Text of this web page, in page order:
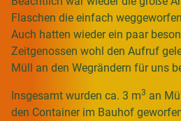
Flaschen die einfach
Auch hatten wieder ein paar
Zeitgenossen wohl den Aufruf
Müll an den Wegrändern für uns
Insgesamt wurden ca. 3 m3 an
den Container im Bauhof